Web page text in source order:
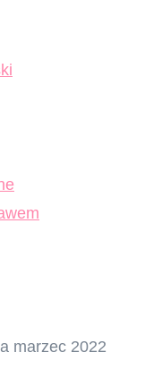
marzec 2022